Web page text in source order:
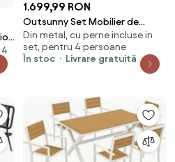
1.699,99 RON
Outsunny Set Mobilier de
Grădină cu Masă de Prânz, 4
Scaune și Perne, 109x109x72 cm,
Negru | Aosom Romania
Din metal, cu perne incluse in
set, pentru 4 persoane
În stoc
Livrare gratuită